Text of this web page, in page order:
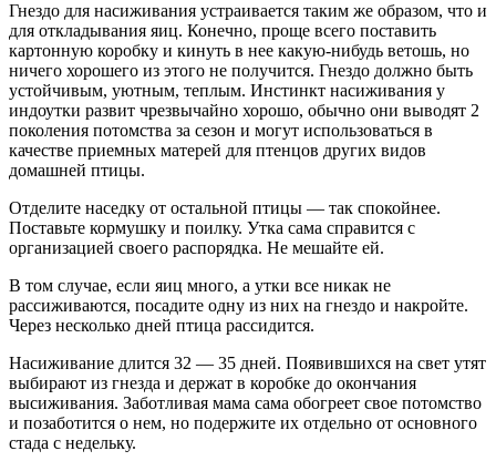
Гнездо для насиживания устраивается таким же образом, что и
для откладывания яиц. Конечно, проще всего поставить
картонную коробку и кинуть в нее какую-нибудь ветошь, но
ничего хорошего из этого не получится. Гнездо должно быть
устойчивым, уютным, теплым. Инстинкт насиживания у
индоутки развит чрезвычайно хорошо, обычно они выводят 2
поколения потомства за сезон и могут использоваться в
качестве приемных матерей для птенцов других видов
домашней птицы.
Отделите наседку от остальной птицы — так спокойнее.
Поставьте кормушку и поилку. Утка сама справится с
организацией своего распорядка. Не мешайте ей.
В том случае, если яиц много, а утки все никак не
рассиживаются, посадите одну из них на гнездо и накройте.
Через несколько дней птица рассидится.
Насиживание длится 32 — 35 дней. Появившихся на свет утят
выбирают из гнезда и держат в коробке до окончания
высиживания. Заботливая мама сама обогреет свое потомство
и позаботится о нем, но подержите их отдельно от основного
стада с недельку.